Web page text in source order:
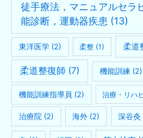
徒手療法，マニュアルセラ
能診断，運動器疾患 (13)
東洋医学 (2) 柔整 (1) 柔道
柔道整復師 (7) 機能訓練(2)
機能訓練指導員 (2) 治療・リハ
治療院 (2) 海外 (2) 深谷灸